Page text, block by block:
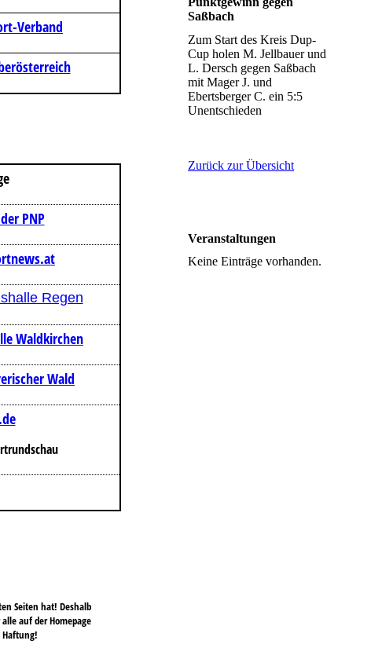
Verband
PNP
Regen
Waldkirchen
Wald
Seiten hat! Deshalb
auf der Homepage
Saßbach
Zum Start des Kreis Dup-
Cup holen M. Jellbauer und
L. Dersch gegen Saßbach
mit Mager J. und
Ebertsberger C. ein 5:5
Unentschieden
Zurück zur Übersicht
Veranstaltungen
Keine Einträge vorhanden.